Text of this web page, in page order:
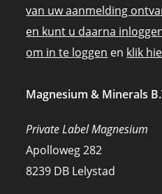
van uw aanmelding
en kunt u daarna
om in te loggen en klik
Magnesium & Minerals
Private Label Magnesium
Apolloweg 282
8239 DB Lelystad